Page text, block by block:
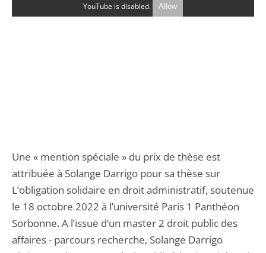
YouTube is disabled. Allow
Une « mention spéciale » du prix de thèse est
attribuée à Solange Darrigo pour sa thèse sur
L’obligation solidaire en droit administratif, soutenue
le 18 octobre 2022 à l’université Paris 1 Panthéon
Sorbonne. A l’issue d’un master 2 droit public des
affaires - parcours recherche, Solange Darrigo